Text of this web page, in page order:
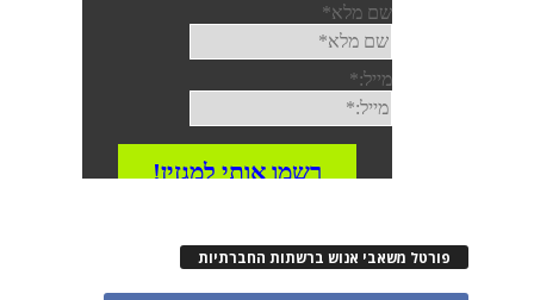
פורטל משאבי אנוש ברשתות החברתיות